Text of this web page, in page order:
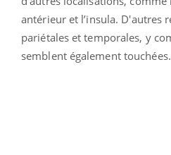
antérieur et l’insula. D'autres
pariétales et temporales, y
semblent également touchées.